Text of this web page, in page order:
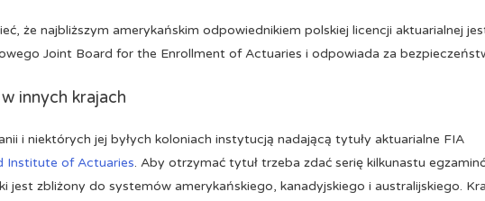
że najbliższym amerykańskim odpowiednikiem polskiej licencji aktuarialnej
Joint Board for the Enrollment of Actuaries i odpowiada za
innych krajach
i niektórych jej byłych koloniach instytucją nadającą tytuły aktuarialne FIA
Institute of Actuaries. Aby otrzymać tytuł trzeba zdać serię kilkunastu
jest zbliżony do systemów amerykańskiego, kanadyjskiego i australijskiego.